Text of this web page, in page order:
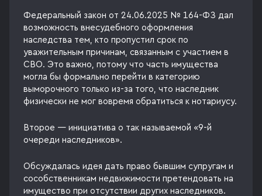
Федеральный закон от 24.06.2025 № 164-ФЗ дал
возможность внесудебного оформления
наследства тем, кто пропустил срок по
уважительным причинам, связанным с участием в
СВО. Это важно, потому что часть имущества
могла бы формально перейти в категорию
выморочного только из-за того, что наследник
физически не мог вовремя обратиться к нотариусу.
Второе — инициатива о так называемой «9-й
очереди наследников».
Обсуждалась идея дать право бывшим супругам и
сособственникам недвижимости претендовать на
имущество при отсутствии других наследников.